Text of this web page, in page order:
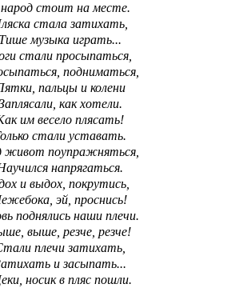
стоит на месте.
стала затихать,
Тише музыка играть...
стали просыпаться,
подниматься,
пальцы и колени
как хотели.
им весело плясать!
стали уставать.
живот поупражняться,
напрягаться.
и выдох, покрутись,
эй, проснись!
поднялись наши плечи.
выше, резче, резче!
плечи затихать,
и засыпать...
носик в пляс пошли.